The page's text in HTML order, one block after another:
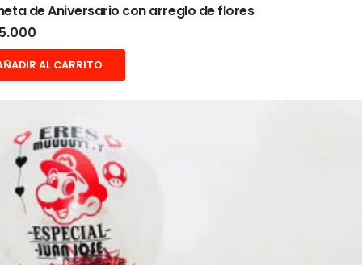
de Aniversario con arreglo de flores
AL CARRITO